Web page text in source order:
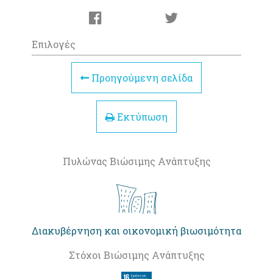
Επιλογές
Προηγούμενη σελίδα
Εκτύπωση
Πυλώνας Βιώσιμης Ανάπτυξης
Διακυβέρνηση και οικονομική βιωσιμότητα
Στόχοι Βιώσιμης Ανάπτυξης